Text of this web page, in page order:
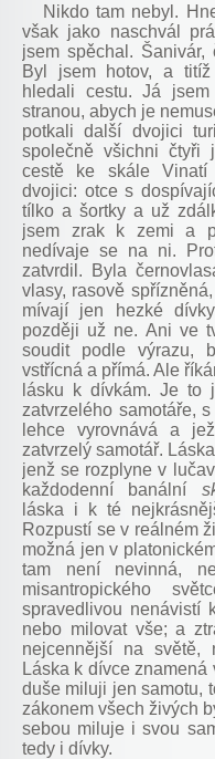
Nikdo tam nebyl.
však jako naschvál
jsem spěchal.
Byl jsem hotov, a
hledali cestu. Já
stranou, abych je
potkali další dvojici
společně všichni čtyři
cestě ke skále Vinatí
dvojici: otce s
tílko a šortky a už
jsem zrak k zemi a
nedívaje se na ni.
zatvrdil. Byla
vlasy, rasově
mívají jen hezké
později už ne. Ani ve
soudit podle výrazu,
vstřícná a přímá. Ale
lásku k dívkám. Je to
zatvrzelého samotáře,
lehce vyrovnává a
zatvrzelý samotář.
jenž se rozplyne v
každodenní banální
láska i k té
Rozpustí se v reálném
možná jen v
tam není nevinná,
misantropického
spravedlivou nenávistí
nebo milovat vše; a
nejcennější na světě,
Láska k dívce
duše miluji jen samotu,
zákonem všech živých
sebou miluje i svou
tedy i dívky.